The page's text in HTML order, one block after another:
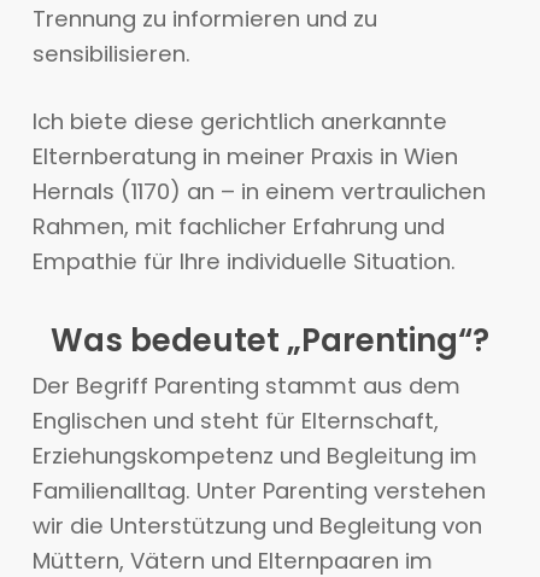
Trennung zu informieren und zu
sensibilisieren.
Ich biete diese gerichtlich anerkannte
Elternberatung in meiner Praxis in Wien
Hernals (1170) an – in einem vertraulichen
Rahmen, mit fachlicher Erfahrung und
Empathie für Ihre individuelle Situation.
Was bedeutet „Parenting“?
Der Begriff Parenting stammt aus dem
Englischen und steht für Elternschaft,
Erziehungskompetenz und Begleitung im
Familienalltag. Unter Parenting verstehen
wir die Unterstützung und Begleitung von
Müttern, Vätern und Elternpaaren im